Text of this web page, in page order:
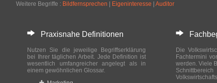
Weitere Begriffe : Bildfernsprechen Eigeninteresse Auditor
Praxisnahe Definitionen
Nutzen Sie die jeweilige Begriffserklärung
bei Ihrer täglichen Arbeit. Jede Definition ist
wesentlich umfangreicher angelegt als in
einem gewöhnlichen Glossar.
Die
Fachtermini
werden. Viele